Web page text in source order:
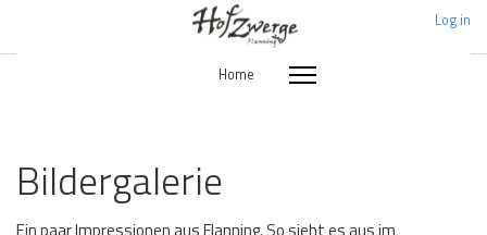
Log in
Home
Bildergalerie